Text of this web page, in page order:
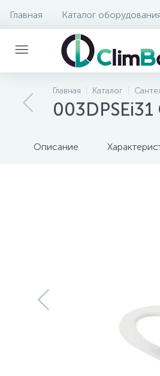
Главная Каталог
Главная Каталог
Описание